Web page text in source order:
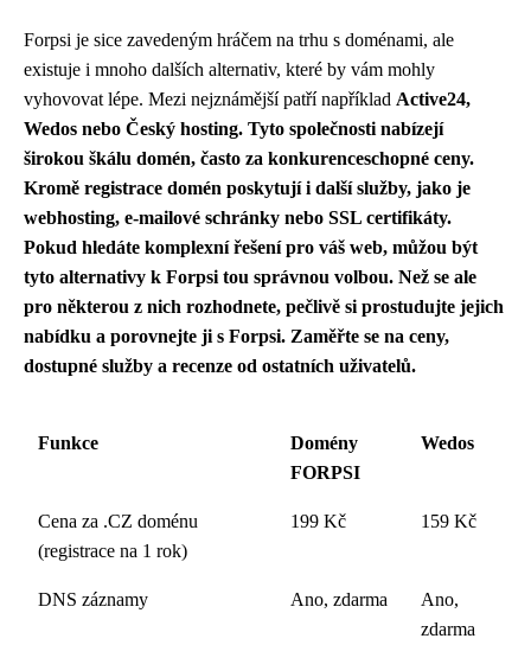
Forpsi je sice zavedeným hráčem na trhu s doménami, ale
existuje i mnoho dalších alternativ, které by vám mohly
vyhovovat lépe. Mezi nejznámější patří například Active24,
Wedos nebo Český hosting. Tyto společnosti nabízejí
širokou škálu domén, často za konkurenceschopné ceny.
Kromě registrace domén poskytují i další služby, jako je
webhosting, e-mailové schránky nebo SSL certifikáty.
Pokud hledáte komplexní řešení pro váš web, můžou být
tyto alternativy k Forpsi tou správnou volbou. Než se ale
pro některou z nich rozhodnete, pečlivě si prostudujte jejich
nabídku a porovnejte ji s Forpsi. Zaměřte se na ceny,
dostupné služby a recenze od ostatních uživatelů.
Funkce
Domény
FORPSI
Wedos
Cena za .CZ doménu
(registrace na 1 rok)
199 Kč 159 Kč
DNS záznamy Ano, zdarma
Ano,
zdarma